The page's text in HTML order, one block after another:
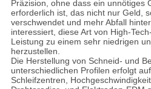
Präzision, ohne dass ein unnötiges
erforderlich ist, das nicht nur Geld,
verschwendet und mehr Abfall
interessiert, diese Art von High-
Leistung zu einem sehr niedrigen
herzustellen.
Die Herstellung von Schneid- und
unterschiedlichen Profilen erfolgt
Schleifzentren,